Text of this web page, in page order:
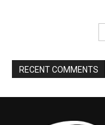
RECENT COMMENTS